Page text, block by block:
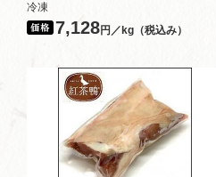
冷凍
7,128円／kg（税込み）